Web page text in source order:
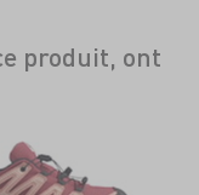
produit, ont